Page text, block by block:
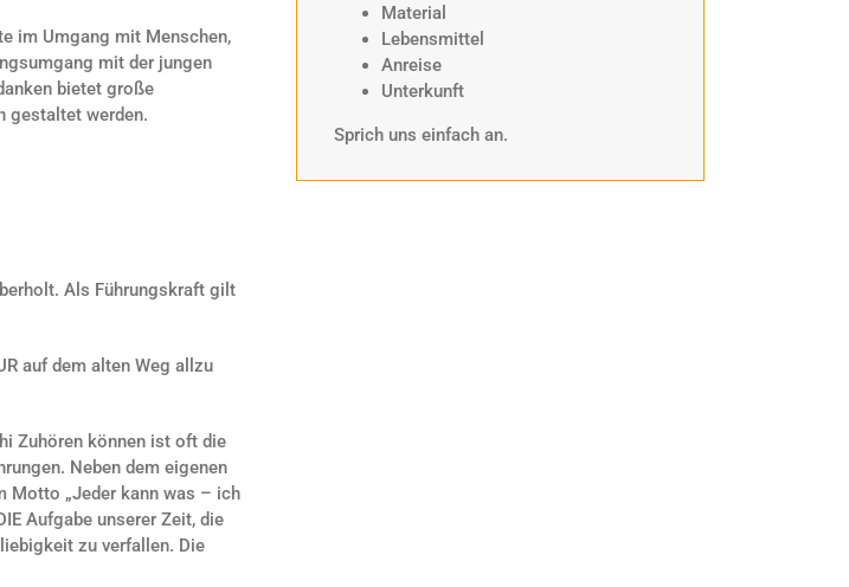
im Umgang mit Menschen,
mit der jungen
bietet große
gestaltet werden.
Als Führungskraft gilt
auf dem alten Weg allzu
Zuhören können ist oft die
Neben dem eigenen
Motto „Jeder kann was – ich
Aufgabe unserer Zeit, die
zu verfallen. Die
Material
Lebensmittel
Anreise
Unterkunft
Sprich uns einfach an.